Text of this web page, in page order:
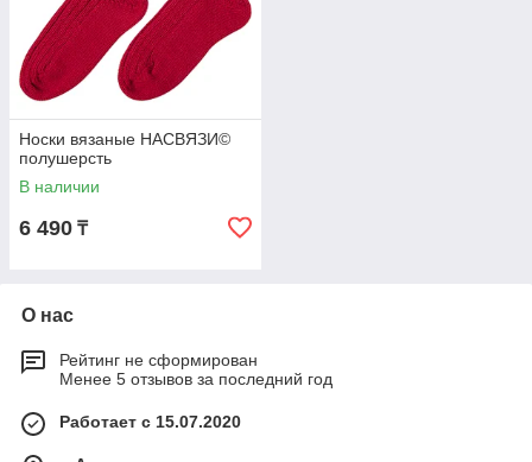
Носки вязаные НАСВЯЗИ©
полушерсть
В наличии
6 490 ₸
О нас
Рейтинг не сформирован
Менее 5 отзывов за последний год
Работает с 15.07.2020